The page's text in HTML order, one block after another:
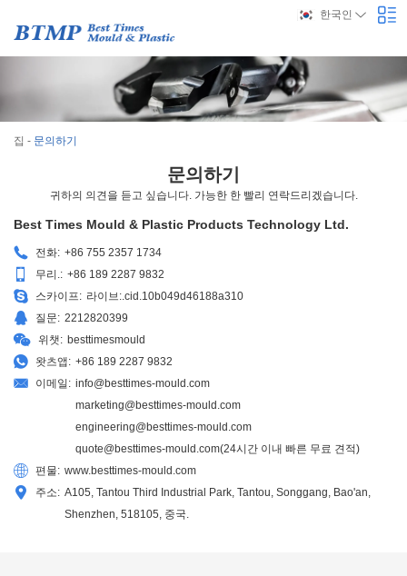
한국인
집 - 문의하기
문의하기
귀하의 의견을 듣고 싶습니다. 가능한 한 빨리 연락드리겠습니다.
Best Times Mould & Plastic Products Technology Ltd.
전화: +86 755 2357 1734
무리.: +86 189 2287 9832
스카이프: 라이브:.cid.10b049d46188a310
질문: 2212820399
위챗: besttimesmould
왓츠앱: +86 189 2287 9832
이메일: info@besttimes-mould.com
marketing@besttimes-mould.com
engineering@besttimes-mould.com
quote@besttimes-mould.com(24시간 이내 빠른 무료 견적)
편물: www.besttimes-mould.com
주소: A105, Tantou Third Industrial Park, Tantou, Songgang, Bao'an,
Shenzhen, 518105, 중국.